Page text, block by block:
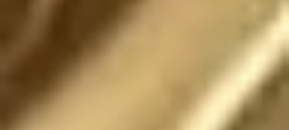
O tal vez no es
fantasía
Existió (o existe) una
realidad donde este